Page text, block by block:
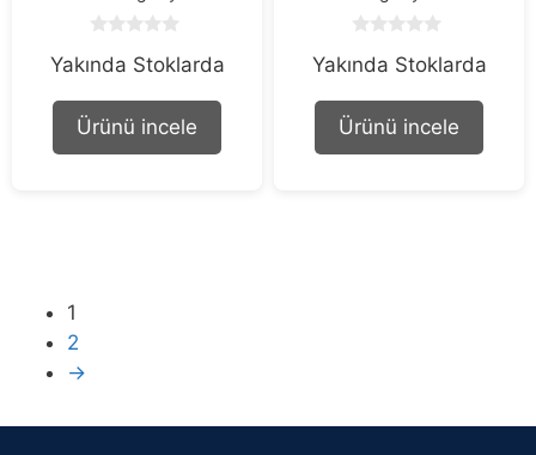
o
t
f
Yakında Stoklarda
Ürünü incele
o
t
f
Yakında Stoklarda
Ürünü incele
1
2
→